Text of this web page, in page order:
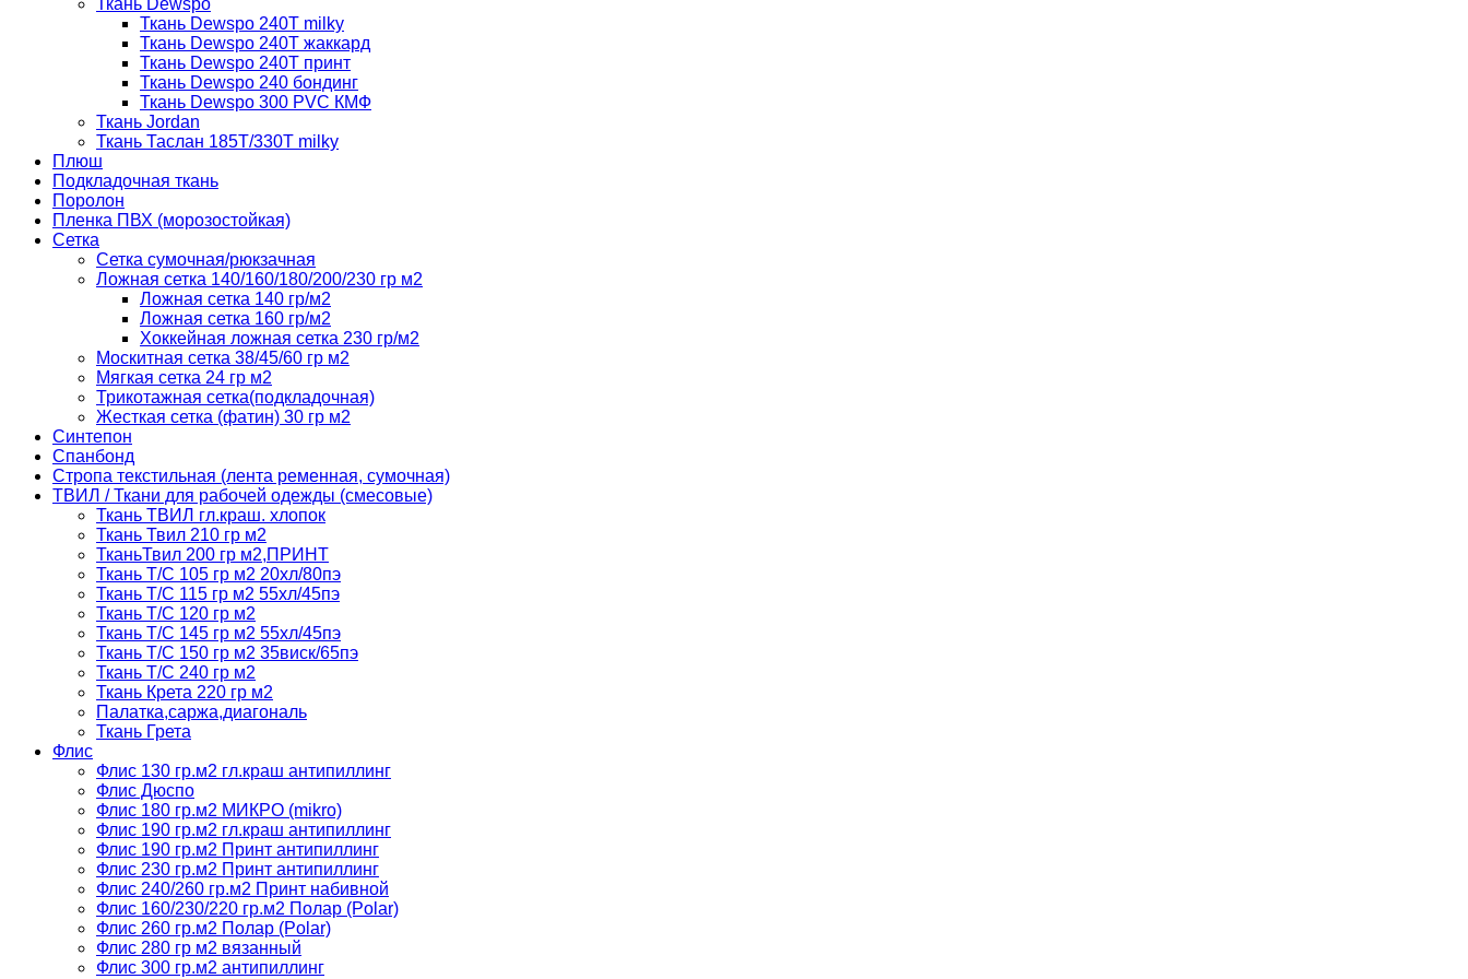
Ткань Dewspo
Ткань Dewspo 240Т milky
Ткань Dewspo 240T жаккард
Ткань Dewspo 240Т принт
Ткань Dewspo 240 бондинг
Ткань Dewspo 300 PVC КМФ
Ткань Jordan
Ткань Таслан 185T/330T milky
Плюш
Подкладочная ткань
Поролон
Пленка ПВХ (морозостойкая)
Сетка
Сетка сумочная/рюкзачная
Ложная сетка 140/160/180/200/230 гр м2
Ложная сетка 140 гр/м2
Ложная сетка 160 гр/м2
Хоккейная ложная сетка 230 гр/м2
Москитная сетка 38/45/60 гр м2
Мягкая сетка 24 гр м2
Трикотажная сетка(подкладочная)
Жесткая сетка (фатин) 30 гр м2
Синтепон
Спанбонд
Стропа текстильная (лента ременная, сумочная)
ТВИЛ / Ткани для рабочей одежды (смесовые)
Ткань ТВИЛ гл.краш. хлопок
Ткань Твил 210 гр м2
ТканьТвил 200 гр м2,ПРИНТ
Ткань Т/C 105 гр м2 20хл/80пэ
Ткань Т/C 115 гр м2 55хл/45пэ
Ткань Т/C 120 гр м2
Ткань Т/C 145 гр м2 55хл/45пэ
Ткань Т/C 150 гр м2 35виск/65пэ
Ткань Т/C 240 гр м2
Ткань Крета 220 гр м2
Палатка,саржа,диагональ
Ткань Грета
Флис
Флис 130 гр.м2 гл.краш антипиллинг
Флис Дюспо
Флис 180 гр.м2 МИКРО (mikro)
Флис 190 гр.м2 гл.краш антипиллинг
Флис 190 гр.м2 Принт антипиллинг
Флис 230 гр.м2 Принт антипиллинг
Флис 240/260 гр.м2 Принт набивной
Флис 160/230/220 гр.м2 Полар (Polar)
Флис 260 гр.м2 Полар (Polar)
Флис 280 гр м2 вязанный
Флис 300 гр.м2 антипиллинг